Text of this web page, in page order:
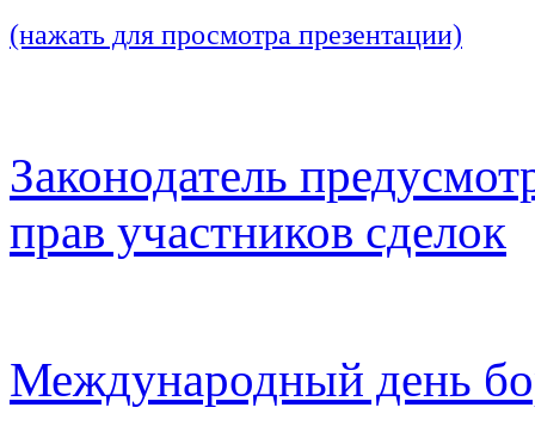
(нажать для просмотра презентации)
Законодатель
прав участников сделок
Международный день